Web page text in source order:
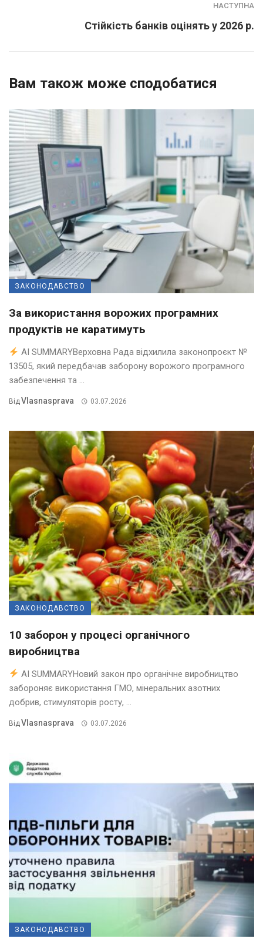
НАСТУПНА
Стійкість банків оцінять у 2026 р.
Вам також може сподобатися
ЗАКОНОДАВСТВО
За використання ворожих програмних
продуктів не каратимуть
AI SUMMARYВерховна Рада відхилила законопроєкт №
13505, який передбачав заборону ворожого програмного
забезпечення та ...
ВідVlasnasprava 03.07.2026
ЗАКОНОДАВСТВО
10 заборон у процесі органічного
виробництва
AI SUMMARYНовий закон про органічне виробництво
забороняє використання ГМО, мінеральних азотних
добрив, стимуляторів росту, ...
ВідVlasnasprava 03.07.2026
ЗАКОНОДАВСТВО